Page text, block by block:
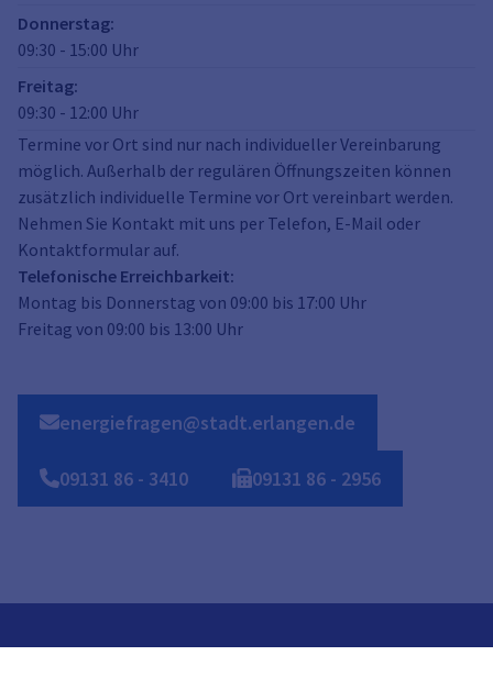
Donnerstag:
09:30 - 15:00 Uhr
Freitag:
09:30 - 12:00 Uhr
Termine vor Ort sind nur nach individueller Vereinbarung
möglich. Außerhalb der regulären Öffnungszeiten können
zusätzlich individuelle Termine vor Ort vereinbart werden.
Nehmen Sie Kontakt mit uns per Telefon, E-Mail oder
Kontaktformular auf.
Telefonische Erreichbarkeit:
Montag bis Donnerstag von 09:00 bis 17:00 Uhr
Freitag von 09:00 bis 13:00 Uhr
energiefragen@stadt.erlangen.de
09131 86 - 3410 09131 86 - 2956